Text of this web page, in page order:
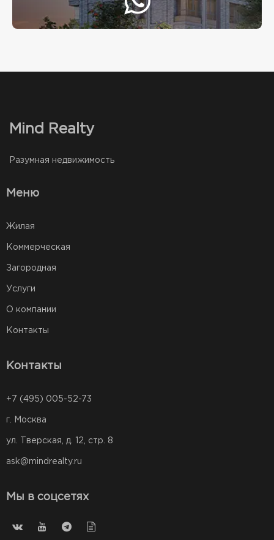
Mind Realty
Разумная недвижимость
Меню
Жилая
Коммерческая
Загородная
Услуги
О компании
Контакты
Контакты
+7 (495) 005-52-73
г. Москва
ул. Тверская, д. 12, стр. 8
ask@mindrealty.ru
Мы в соцсетях